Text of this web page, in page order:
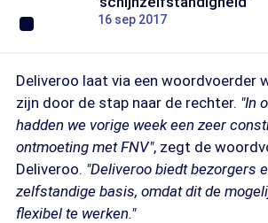
16 sep 2017
Deliveroo laat via een woordvoerder
zijn door de stap naar de rechter. "In
hadden we vorige week een zeer
ontmoeting met FNV", zegt de
Deliveroo. "Deliveroo biedt bezorgers
zelfstandige basis, omdat dit de
flexibel te werken."